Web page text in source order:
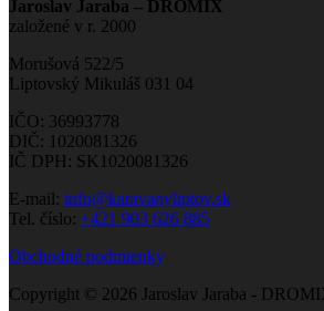
Jaroslav Jaraba – DROMIX
založené v r. 2000
Morušová 522/5
Liptovský Mikuláš 031 04
IČO: 36993778
DIČ: 1020081326
IČ DPH: SK1020081326
E-mail: info@karavanyliptov.sk
Tel. číslo: +421 903 626 885
Obchodné podmienky
Copyright © 2026 Jaroslav Jaraba -